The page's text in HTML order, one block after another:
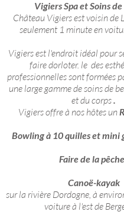
Vigiers Spa et Soins
Château Vigiers est voisin de
seulement 1 minute en
Vigiers est l'endroit idéal pour
faire dorloter. le des
professionnelles sont formées
une large gamme de soins de
et du corps.
Vigiers offre à nos hôtes un
Bowling à 10 quilles et mini
Faire de la pêche
Canoë-kayak
sur la rivière Dordogne, à
voiture à l'est de